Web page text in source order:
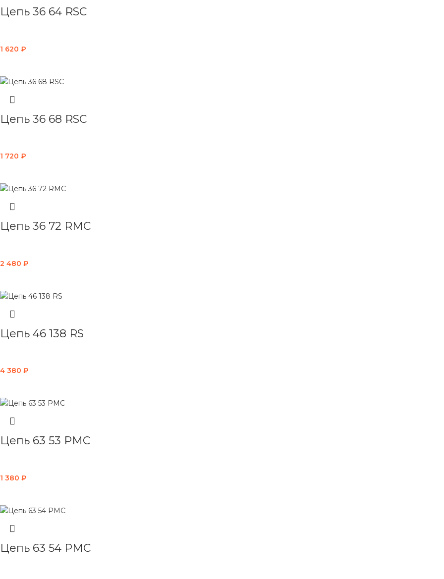
Цепь 36 64 RSC
1 620 ₽
Цепь 36 68 RSC
1 720 ₽
Цепь 36 72 RMC
2 480 ₽
Цепь 46 138 RS
4 380 ₽
Цепь 63 53 PMC
1 380 ₽
Цепь 63 54 PMC